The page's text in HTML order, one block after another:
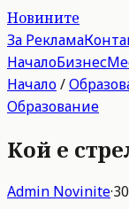
Новините
За Реклама
НачалоБизнес
Начало/
Образование
Кой е
Admin Novinite·